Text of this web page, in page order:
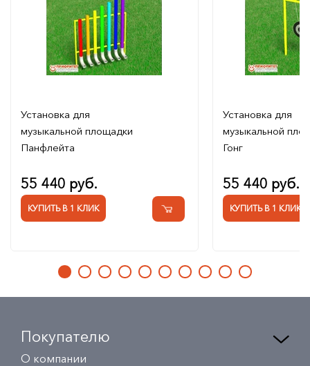
Установка для
музыкальной площадки
Панфлейта
55 440 руб.
КУПИТЬ В 1 КЛИК
Установка для
музыкальной
Гонг
55 440 руб.
КУПИТЬ В 1 КЛИК
Покупателю
О компании